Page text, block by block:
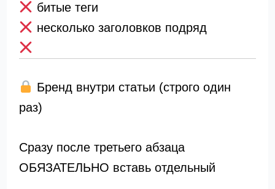
битые теги
несколько заголовков подряд
Бренд внутри статьи (строго один
раз)
Сразу после третьего абзаца
ОБЯЗАТЕЛЬНО вставь отдельный